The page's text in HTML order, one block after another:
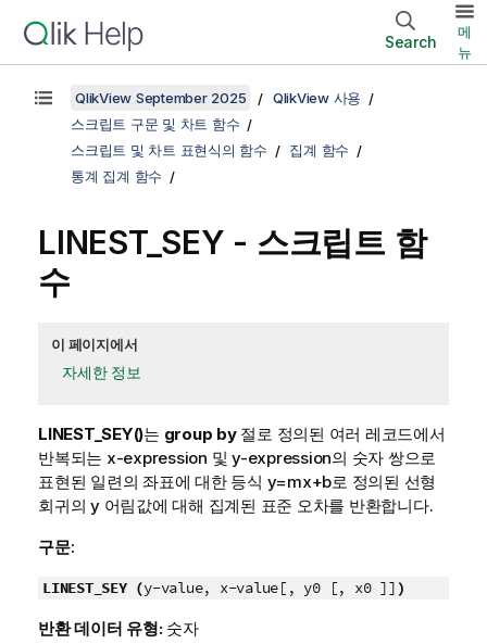
Search
메
뉴
QlikView September 2025
QlikView 사용
스크립트 구문 및 차트 함수
스크립트 및 차트 표현식의 함수
집계 함수
통계 집계 함수
LINEST_SEY - 스크립트 함
수
이 페이지에서
자세한 정보
LINEST_SEY()는 group by절로 정의된 여러 레코드에서
반복되는 x-expression 및 y-expression의 숫자 쌍으로
표현된 일련의 좌표에 대한 등식 y=mx+b로 정의된 선형
회귀의 y어림값에 대해 집계된 표준 오차를 반환합니다.
구문:
LINEST_SEY (y-value, x-value[, y0 [, x0 ]] )
반환 데이터 유형: 숫자